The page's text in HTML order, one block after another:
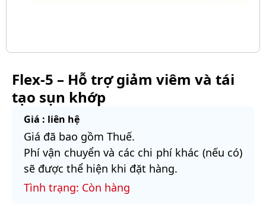
Flex-5 – Hỗ trợ giảm viêm và tái
tạo sụn khớp
Giá : liên hệ
Giá đã bao gồm Thuế.
Phí vận chuyển và các chi phí khác (nếu có)
sẽ được thể hiện khi đặt hàng.
Tình trạng: Còn hàng